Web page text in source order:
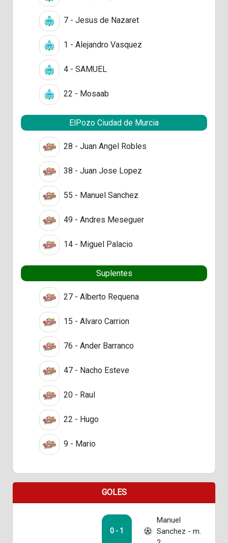
7 - Jesus de Nazaret
1 - Alejandro Vasquez
4 - SAMUEL
22 - Mosaab
ElPozo Ciudad de Murcia
28 - Juan Angel Robles
38 - Juan Jose Lopez
55 - Manuel Sanchez
49 - Andres Meseguer
14 - Miguel Palacio
Suplentes
27 - Alberto Requena
15 - Alvaro Carrion
76 - Ander Barranco
47 - Nacho Esteve
20 - Raul
22 - Hugo
9 - Mario
GOLES
0 - 1
Manuel
Sanchez - m.